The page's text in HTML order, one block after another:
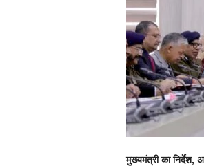
मुख्यमंत्री का निर्देश,